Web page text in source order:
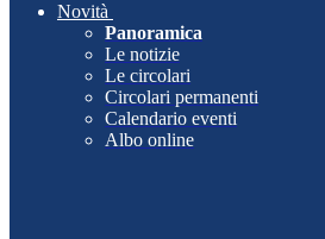
Novità
Panoramica
Le notizie
Le circolari
Circolari permanenti
Calendario eventi
Albo online